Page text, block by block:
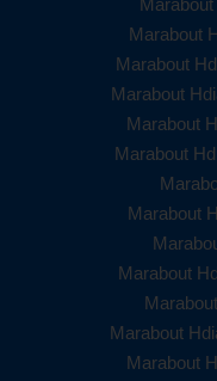
Marabout
Marabout
Marabout
Marabout
Marabout
Marabout
Marabout
Marabout
Marabout